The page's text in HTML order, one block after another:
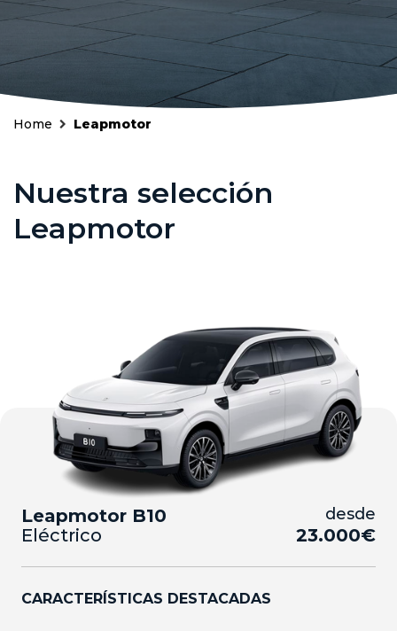
Seminuevos
Home Leapmotor
Nuestra selección
Leapmotor
Leapmotor B10
Eléctrico
desde
23.000€
CARACTERÍSTICAS DESTACADAS